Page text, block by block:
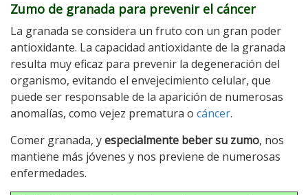
Zumo de granada para prevenir el cáncer
La granada se considera un fruto con un gran poder
antioxidante. La capacidad antioxidante de la granada
resulta muy eficaz para prevenir la degeneración del
organismo, evitando el envejecimiento celular, que
puede ser responsable de la aparición de numerosas
anomalías, como vejez prematura o cáncer.
Comer granada, yespecialmente beber su zumo, nos
mantiene más jóvenes y nos previene de numerosas
enfermedades.